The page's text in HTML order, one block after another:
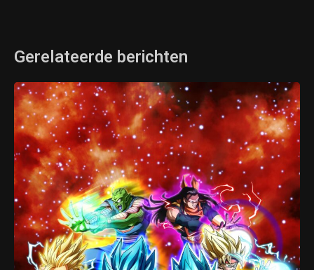
Gerelateerde berichten